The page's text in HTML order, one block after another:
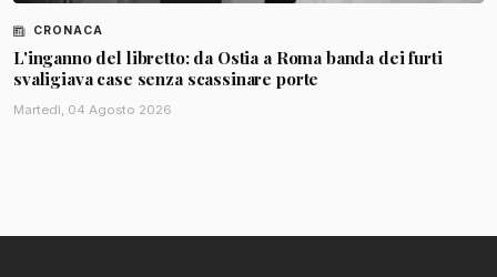
CRONACA
L'inganno del libretto: da Ostia a Roma banda dei furti
svaligiava case senza scassinare porte
Martedì, 04 Agosto 2026